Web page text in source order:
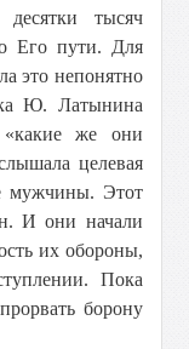
тысяч
Его пути. Для
это непонятно
Ю. Латынина
«какие же они
целевая
мужчины. Этот
И они начали
их обороны,
Пока
борону